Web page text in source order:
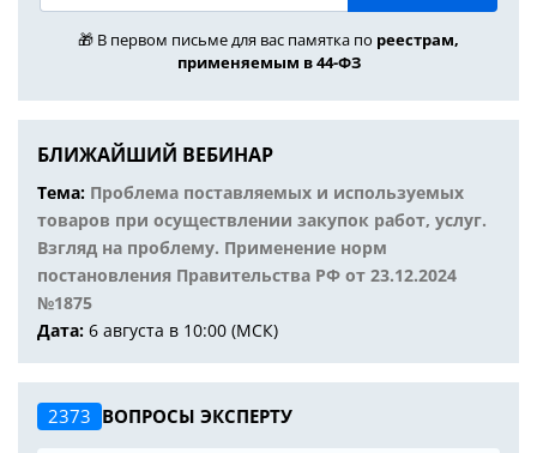
🎁 В первом письме для вас памятка по реестрам,
применяемым в 44-ФЗ
БЛИЖАЙШИЙ ВЕБИНАР
Тема: Проблема поставляемых и используемых
товаров при осуществлении закупок работ, услуг.
Взгляд на проблему. Применение норм
постановления Правительства РФ от 23.12.2024
№1875
Дата: 6 августа в 10:00 (МСК)
2373 ВОПРОСЫ ЭКСПЕРТУ